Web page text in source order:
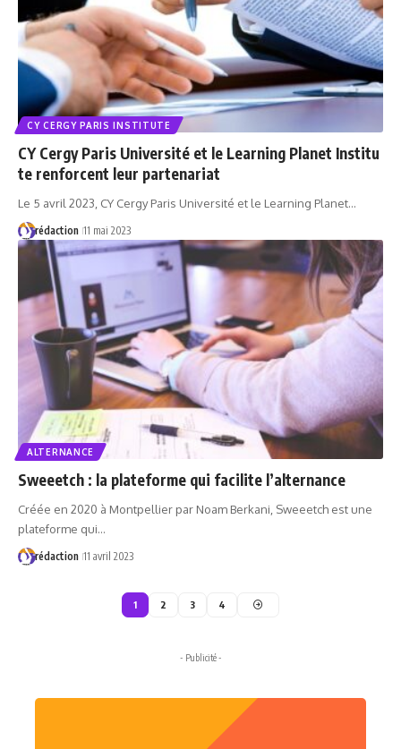
CY CERGY PARIS INSTITUTE
CY Cergy Paris Université et le Learning Planet Institu
te renforcent leur partenariat
Le 5 avril 2023, CY Cergy Paris Université et le Learning Planet…
rédaction 11 mai 2023
ALTERNANCE
Sweeetch : la plateforme qui facilite l’alternance
Créée en 2020 à Montpellier par Noam Berkani, Sweeetch est une
plateforme qui…
rédaction 11 avril 2023
1 2 3 4
- Publicité -